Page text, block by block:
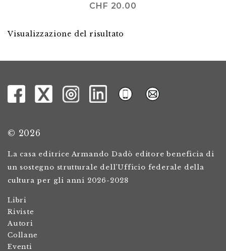
CHF 20.00
Visualizzazione del risultato
© 2026
La casa editrice Armando Dadò editore beneficia di
un sostegno strutturale dell’Ufficio federale della
cultura per gli anni 2026-2028
Libri
Riviste
Autori
Collane
Eventi